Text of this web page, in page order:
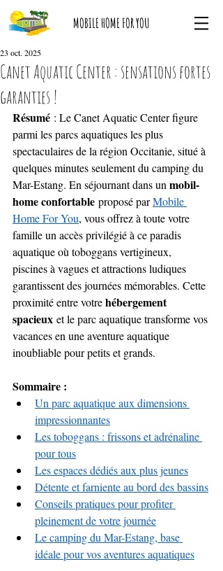
MOBILE HOME FOR YOU
Canet Aquatic Center : sensations fortes
garanties !
23 oct. 2025
Résumé : Le Canet Aquatic Center figure
parmi les parcs aquatiques les plus
spectaculaires de la région Occitanie, situé à
quelques minutes seulement du camping du
Mar-Estang. En séjournant dans un mobil-
home confortable proposé par Mobile
Home For You, vous offrez à toute votre
famille un accès privilégié à ce paradis
aquatique où toboggans vertigineux,
piscines à vagues et attractions ludiques
garantissent des journées mémorables. Cette
proximité entre votre hébergement
spacieux et le parc aquatique transforme vos
vacances en une aventure aquatique
inoubliable pour petits et grands.
Sommaire :
Un parc aquatique aux dimensions
impressionnantes
Les toboggans : frissons et adrénaline
pour tous
Les espaces dédiés aux plus jeunes
Détente et farniente au bord des bassins
Conseils pratiques pour profiter
pleinement de votre journée
Le camping du Mar-Estang, base
idéale pour vos aventures aquatiques